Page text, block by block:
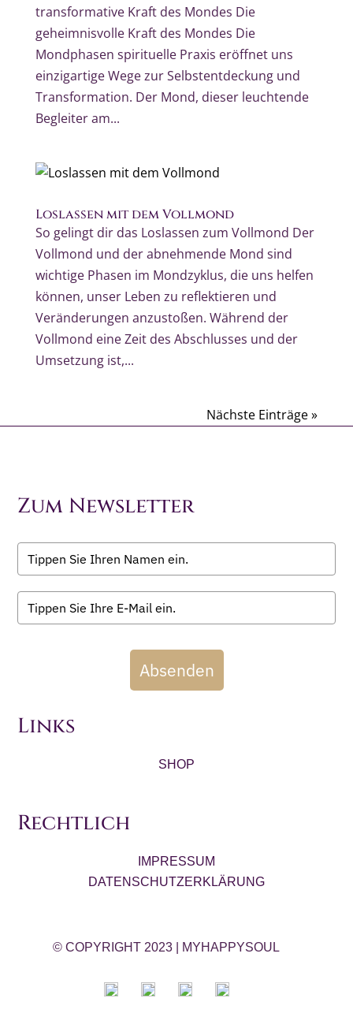
transformative Kraft des Mondes Die
geheimnisvolle Kraft des Mondes Die
Mondphasen spirituelle Praxis eröffnet uns
einzigartige Wege zur Selbstentdeckung und
Transformation. Der Mond, dieser leuchtende
Begleiter am...
Loslassen mit dem Vollmond
So gelingt dir das Loslassen zum Vollmond Der
Vollmond und der abnehmende Mond sind
wichtige Phasen im Mondzyklus, die uns helfen
können, unser Leben zu reflektieren und
Veränderungen anzustoßen. Während der
Vollmond eine Zeit des Abschlusses und der
Umsetzung ist,...
Nächste Einträge »
Zum Newsletter
Absenden
Links
SHOP
Rechtlich
IMPRESSUM
DATENSCHUTZERKLÄRUNG
© COPYRIGHT 2023 MYHAPPYSOUL